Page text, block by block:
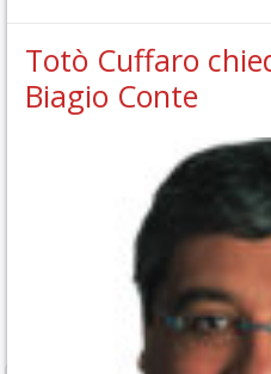
Totò Cuffaro
Biagio Conte